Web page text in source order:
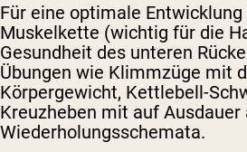
Für eine optimale
Muskelkette (wichtig für die
Gesundheit des unteren
Übungen wie Klimmzüge mit
Körpergewicht, Kettlebell-
Kreuzheben mit auf
Wiederholungsschemata.